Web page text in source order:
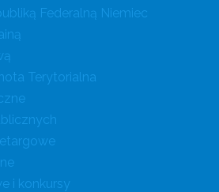
Federalną Niemiec
Terytorialna
i konkursy